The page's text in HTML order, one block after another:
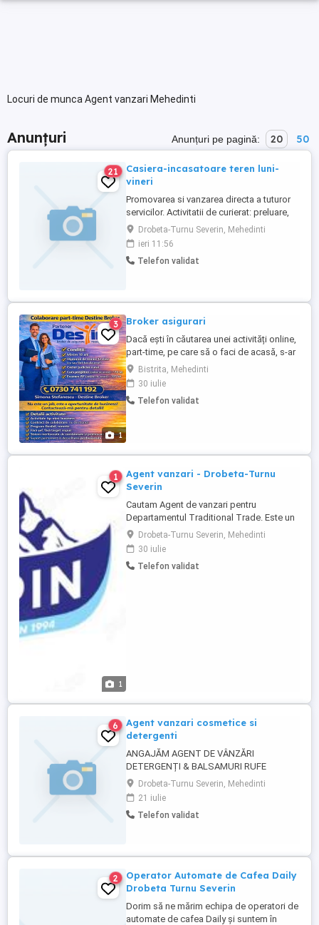
Locuri de munca Agent vanzari Mehedinti
Anunțuri Anunțuri pe pagină: 20 50
21
Casiera-incasatoare teren luni-
vineri
Promovarea si vanzarea directa a tuturor
servicilor. Activitatii de curierat: preluare,
transport si livrare documente plicuri.
Respectarea termenelor de livrare stabilite
sau dispuse de catre superiorii ierarhici.
Incasarea la domiciliul abonatilor sumele
Drobeta-Turnu Severin, Mehedinti
ieri 11:56
Telefon validat
1
3 Broker asigurari
Dacă ești în căutarea unei activități online,
part-time, pe care să o faci de acasă, s-ar
putea să te intereseze. Colaborez cu
Destine Holding și extindem echipa.
Oferim training, suport și un program
flexibil. Nu este pentru îmbogățire rapidă ,
Bistrita, Mehedinti
30 iulie
Telefon validat
1
1
Agent vanzari - Drobeta-Turnu
Severin
Cautam Agent de vanzari pentru
Departamentul Traditional Trade. Este un
full time job, iar vanzarea se face in sistem
Van Sale. Chiar daca produsul principal
este inghetata, avem in portofoliu peste
100 de alte produse proaspete si
Drobeta-Turnu Severin, Mehedinti
30 iulie
Telefon validat
6
Agent vanzari cosmetice si
detergenti
ANGAJĂM AGENT DE VÂNZĂRI
DETERGENȚI & BALSAMURI RUFE
Suntem producător român de detergenți
și balsamuri de rufe, în plină dezvoltare, și
căutăm un Agent de Vânzări motivat,
orientat spre rezultate, care să ne
detergenților ...
Drobeta-Turnu Severin, Mehedinti
21 iulie
Telefon validat
2
Operator Automate de Cafea Daily
Drobeta Turnu Severin
Dorim să ne mărim echipa de operatori de
automate de cafea Daily și suntem în